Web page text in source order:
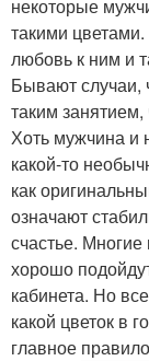
некоторые
такими
любовь к ним и
Бывают случаи,
таким
Хоть мужчина и
какой-то
как
означают
счастье.
хорошо
кабинета. Но
какой цветок в
главное